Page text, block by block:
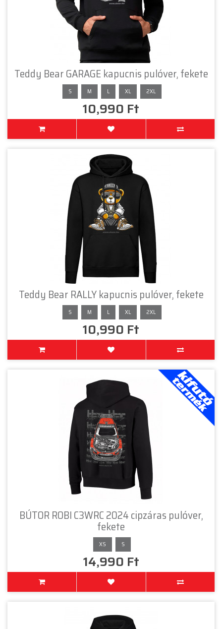
Teddy Bear GARAGE kapucnis pulóver, fekete
S M L XL 2XL
10,990 Ft
Teddy Bear RALLY kapucnis pulóver, fekete
S M L XL 2XL
10,990 Ft
BÚTOR ROBI C3WRC 2024 cipzáras pulóver,
fekete
XS S
14,990 Ft